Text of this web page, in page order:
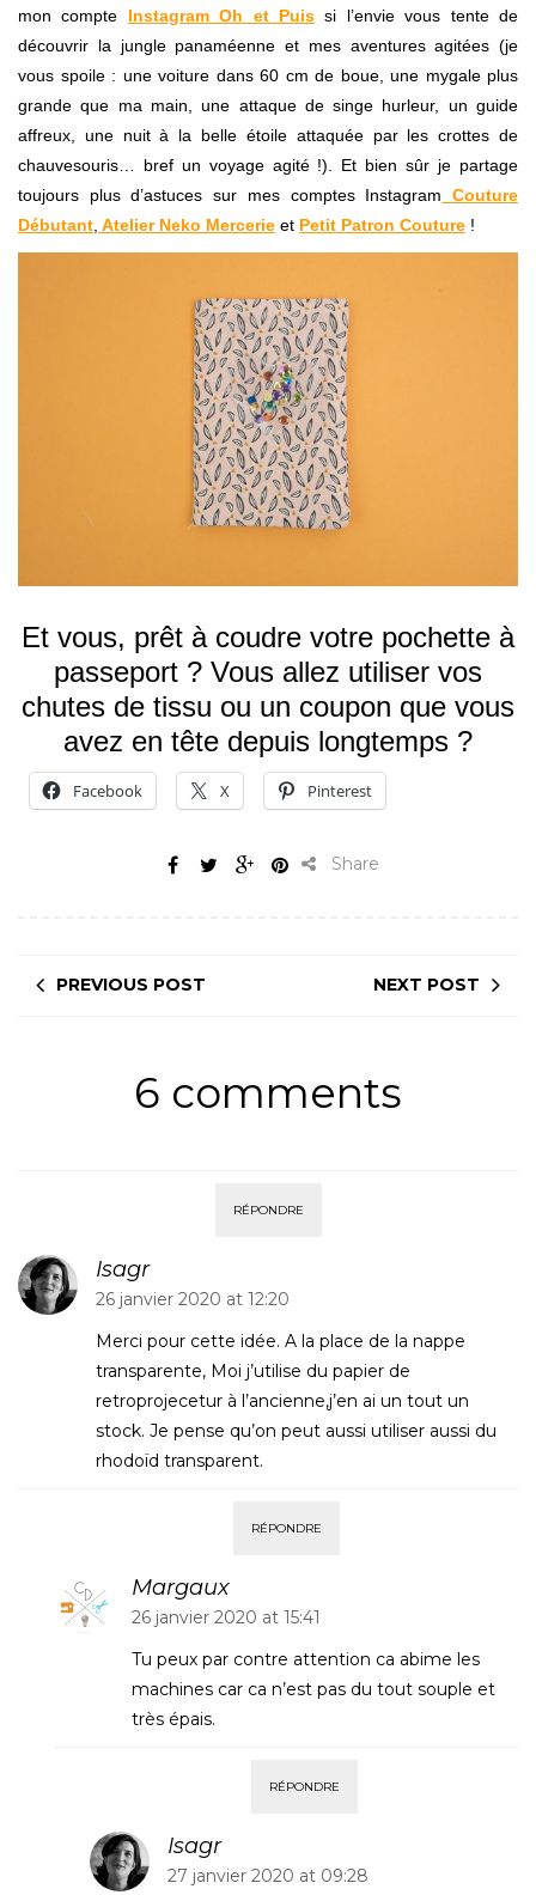
mon compte Instagram Oh et Puis si l’envie vous tente de
découvrir la jungle panaméenne et mes aventures agitées (je
vous spoile : une voiture dans 60 cm de boue, une mygale plus
grande que ma main, une attaque de singe hurleur, un guide
affreux, une nuit à la belle étoile attaquée par les crottes de
chauvesouris… bref un voyage agité !). Et bien sûr je partage
toujours plus d’astuces sur mes comptes Instagram Couture
Débutant, Atelier Neko Mercerie et Petit Patron Couture !
Et vous, prêt à coudre votre pochette à
passeport ? Vous allez utiliser vos
chutes de tissu ou un coupon que vous
avez en tête depuis longtemps ?
Facebook X Pinterest
Share
PREVIOUS POST NEXT POST
6 comments
RÉPONDRE
Isagr
26 janvier 2020 at 12:20
Merci pour cette idée. A la place de la nappe
transparente, Moi j’utilise du papier de
retroprojecetur à l’ancienne,j’en ai un tout un
stock. Je pense qu’on peut aussi utiliser aussi du
rhodoïd transparent.
RÉPONDRE
Margaux
26 janvier 2020 at 15:41
Tu peux par contre attention ca abime les
machines car ca n’est pas du tout souple et
très épais.
RÉPONDRE
Isagr
27 janvier 2020 at 09:28